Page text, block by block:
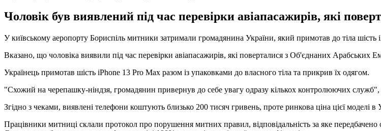
Чоловік був виявлений під час перевірки авіапасажирів, які
У київському аеропорту Бориспіль митники затримали громадянина України, який примотав до тіла
Вказано, що чоловіка виявили під час перевірки авіапасажирів, які поверталися з Об'єднаних Арабських
Українець примотав шість iPhone 13 Pro Max разом із упаковками до власного тіла та прикрив їх одягом.
"Схожий на черепашку-ніндзя, громадянин привернув до себе увагу одразу кількох контролюючих служб",
Згідно з чеками, виявлені телефони коштують близько 200 тисяч гривень, проте ринкова ціна цієї моделі в
Працівники митниці склали протокол про порушення митних правил, відповідальність за яке